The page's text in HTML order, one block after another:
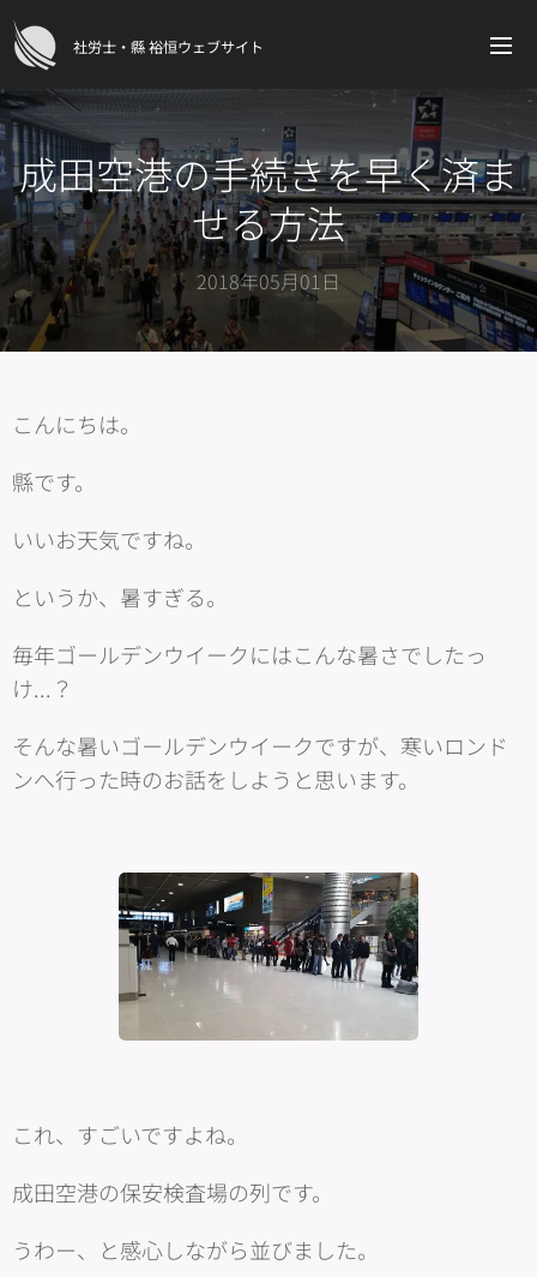
社労士・縣 裕恒ウェブサイト
成田空港の手続きを早く済ま
せる方法
2018年05月01日
こんにちは。
縣です。
いいお天気ですね。
というか、暑すぎる。
毎年ゴールデンウイークにはこんな暑さでしたっ
け...？
そんな暑いゴールデンウイークですが、寒いロンド
ンへ行った時のお話をしようと思います。
これ、すごいですよね。
成田空港の保安検査場の列です。
うわー、と感心しながら並びました。